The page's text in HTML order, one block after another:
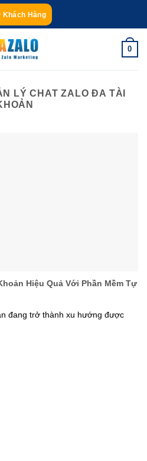
Khách Hàng
0
LÝ CHAT ZALO ĐA TÀI
Hiệu Quả Với Phần Mềm Tự
đang trở thành xu hướng được